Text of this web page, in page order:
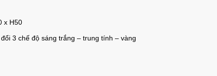
x H50
3 chế độ sáng trắng – trung tính – vàng